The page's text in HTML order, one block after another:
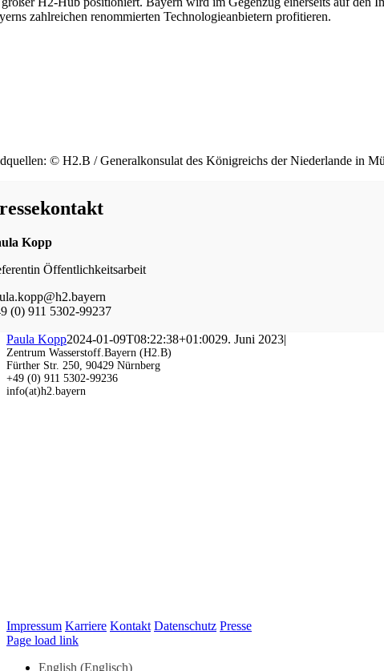
zahlreichen renommierten Technologieanbietern profitieren.
© H2.B / Generalkonsulat des Königreichs der Niederlande in
Kopp
Öffentlichkeitsarbeit
(0) 911 5302-99237
Paula Kopp2024-01-09T08:22:38+01:0029. Juni 2023|
Zentrum Wasserstoff.Bayern (H2.B)
Fürther Str. 250, 90429 Nürnberg
+49 (0) 911 5302-99236
info(at)h2.bayern
Impressum Karriere Kontakt Datenschutz Presse
LinkedIn
Page load link
English (Englisch)